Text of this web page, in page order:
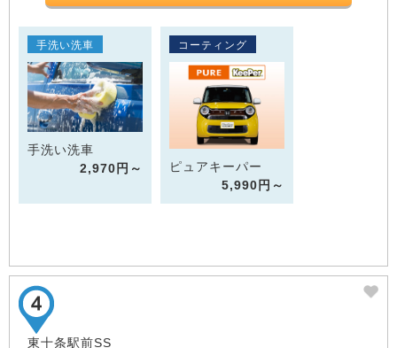
手洗い洗車
手洗い洗車
2,970円～
コーティング
ピュアキーパー
5,990円～
東十条駅前SS